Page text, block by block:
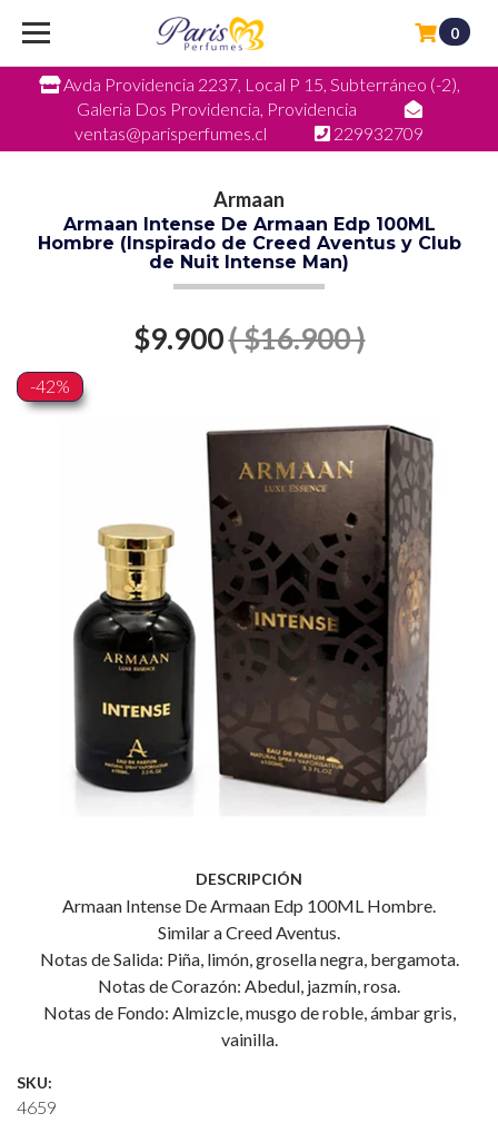
Avda Providencia 2237, Local P 15, Subterráneo (-2),
Galeria Dos Providencia, Providencia
ventas@parisperfumes.cl
229932709
0
Armaan
Armaan Intense De Armaan Edp 100ML
Hombre (Inspirado de Creed Aventus y Club
de Nuit Intense Man)
$9.900( $16.900 )
-42%
DESCRIPCIÓN
Armaan Intense De Armaan Edp 100ML Hombre.
Similar a Creed Aventus.
Notas de Salida: Piña, limón, grosella negra, bergamota.
Notas de Corazón: Abedul, jazmín, rosa.
Notas de Fondo: Almizcle, musgo de roble, ámbar gris,
vainilla.
SKU:
4659